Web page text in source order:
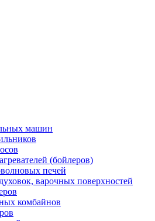
машин
(бойлеров)
печей
варочных поверхностей
комбайнов